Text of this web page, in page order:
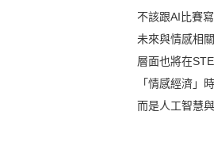
不該跟AI比賽
未來與情感相
層面也將在
「情感經濟」
而是人工智慧